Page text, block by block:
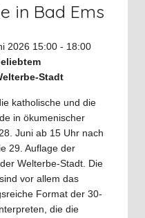
in Bad Ems
2026 15:00 - 18:00
Stadt
katholische und die
in ökumenischer
Juni ab 15 Uhr nach
29. Auflage der
Welterbe-Stadt. Die
vor allem das
Format der 30-
die die